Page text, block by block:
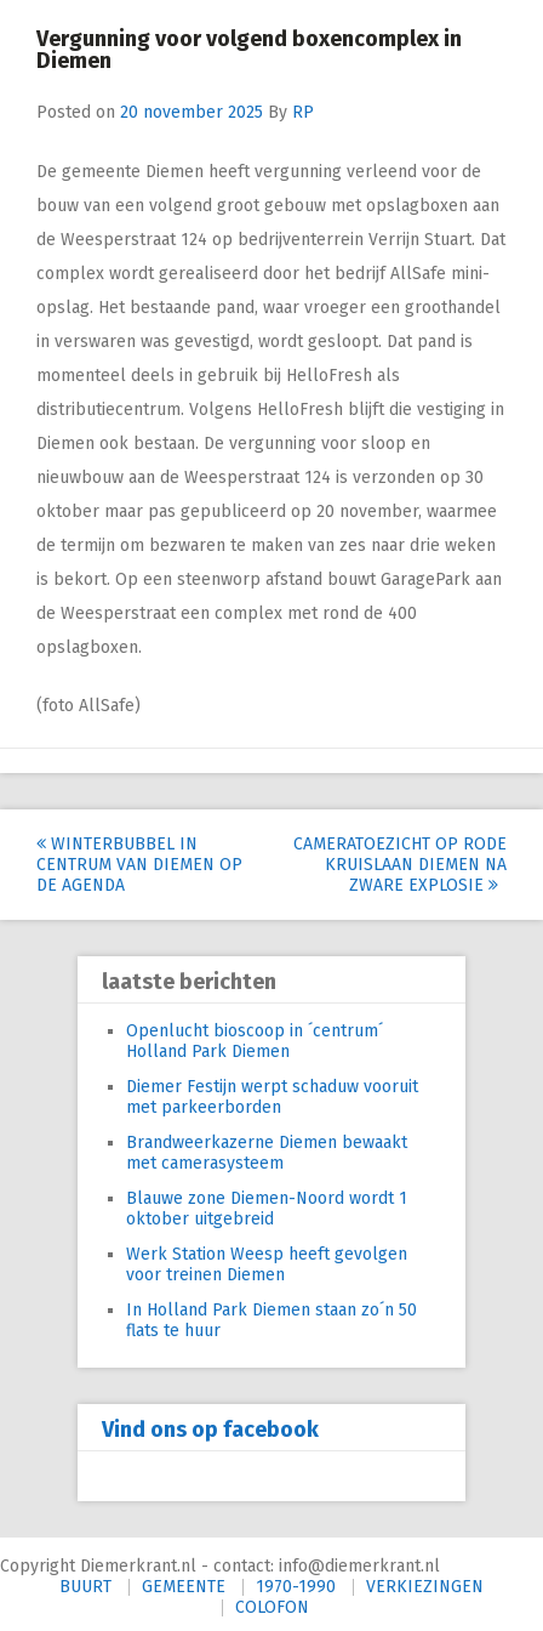
Vergunning voor volgend boxencomplex in
Diemen
Posted on 20 november 2025 By RP
De gemeente Diemen heeft vergunning verleend voor de
bouw van een volgend groot gebouw met opslagboxen aan
de Weesperstraat 124 op bedrijventerrein Verrijn Stuart. Dat
complex wordt gerealiseerd door het bedrijf AllSafe mini-
opslag. Het bestaande pand, waar vroeger een groothandel
in verswaren was gevestigd, wordt gesloopt. Dat pand is
momenteel deels in gebruik bij HelloFresh als
distributiecentrum. Volgens HelloFresh blijft die vestiging in
Diemen ook bestaan. De vergunning voor sloop en
nieuwbouw aan de Weesperstraat 124 is verzonden op 30
oktober maar pas gepubliceerd op 20 november, waarmee
de termijn om bezwaren te maken van zes naar drie weken
is bekort. Op een steenworp afstand bouwt GaragePark aan
de Weesperstraat een complex met rond de 400
opslagboxen.
(foto AllSafe)
Post
navigation
WINTERBUBBEL IN
CENTRUM VAN DIEMEN OP
DE AGENDA
CAMERATOEZICHT OP RODE
KRUISLAAN DIEMEN NA
ZWARE EXPLOSIE
laatste berichten
Openlucht bioscoop in ´centrum´
Holland Park Diemen
Diemer Festijn werpt schaduw vooruit
met parkeerborden
Brandweerkazerne Diemen bewaakt
met camerasysteem
Blauwe zone Diemen-Noord wordt 1
oktober uitgebreid
Werk Station Weesp heeft gevolgen
voor treinen Diemen
In Holland Park Diemen staan zo´n 50
flats te huur
Vind ons op facebook
Copyright Diemerkrant.nl - contact: info@diemerkrant.nl
BUURT
GEMEENTE 1970-1990
VERKIEZINGEN
COLOFON